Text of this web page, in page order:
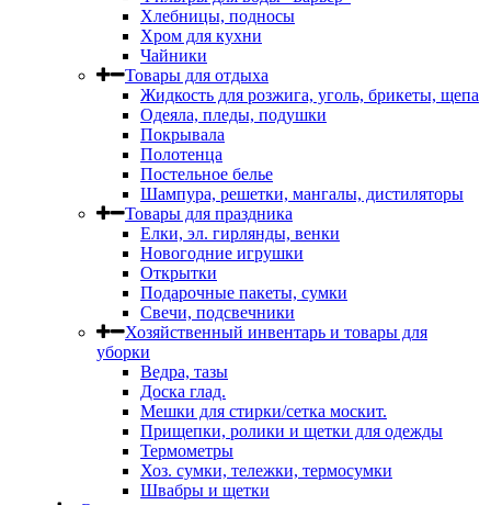
Хлебницы, подносы
Хром для кухни
Чайники
Товары для отдыха
Жидкость для розжига, уголь, брикеты, щепа
Одеяла, пледы, подушки
Покрывала
Полотенца
Постельное белье
Шампура, решетки, мангалы, дистиляторы
Товары для праздника
Елки, эл. гирлянды, венки
Новогодние игрушки
Открытки
Подарочные пакеты, сумки
Свечи, подсвечники
Хозяйственный инвентарь и товары для
уборки
Ведра, тазы
Доска глад.
Мешки для стирки/сетка москит.
Прищепки, ролики и щетки для одежды
Термометры
Хоз. сумки, тележки, термосумки
Швабры и щетки